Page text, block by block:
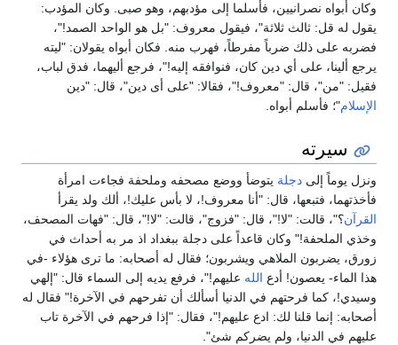
وكان أبواه نصرانيين، فأسلما إلى مؤدبهم، وهو صبى. وكان المؤدب:
يقول له قل: ثالث ثلاثة"، فيقول معروف: "بل هو الواحد الصمد!"،
فضربه على ذلك ضرباً مفرطاً، فهرب منه. فكان أبواه يقولان: "ليته
يرجع ألينا، على أي دين كان، فنوافقه إليه!"، فرجع أليهما، فدق لباب،
فقيل: "من"، قال: "معروف!"، فقالا: "على أى دين"، قال: "دين
الإسلام"؛ فأسلم أبواه.
سيرته
ونزل يوماً إلى دجلة يتوضأ ووضع مصحفه وملحفة فجاءت امرأة
فأخذتهما، فتبعها، قال: "أنا معروف!، لا بأس عليك!، ألك ولد يقرأ
القرآن؟"، قالت: "لا!"، قال: "فزوج"، قالت: "لا!"، قال: "فهات المصحف،
وخذي الملحفة!" وكان قاعداً على دجلة ببغداد اذ مر به أحداث في
زورق، يضربون الملاهي ويشربون؛ فقال له أصحابه: ما ترى هؤلاء -في
هذا الماء- يعصون! أدع الله عليهم!"، فرفع يديه إلى السماء قال: "إلهي
وسيدي!، كما فرحتهم في الدنيا أسألك أن تفرحهم في الآخرة!" فقال له
أصحابه: إنما قلنا لك: ادع عليهم!"، فقال: "إذا فرحهم في الآخرة تاب
عليهم في الدنيا، ولم يضركم شئ".